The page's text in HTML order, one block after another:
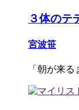
３体のテ
宮波笹
「朝が来